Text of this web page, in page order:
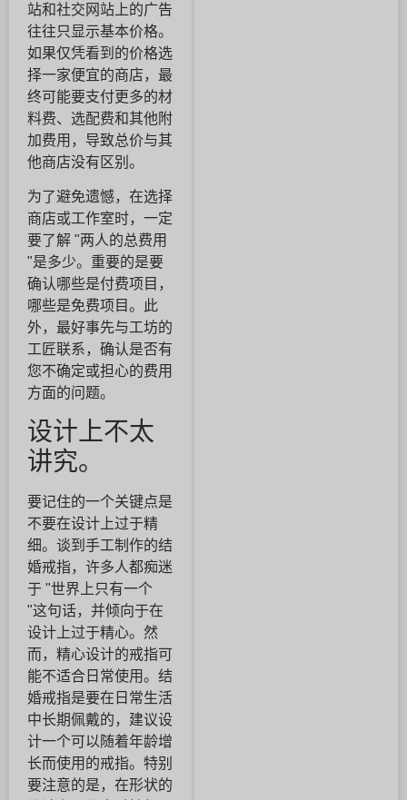
站和社交网站上的广告
往往只显示基本价格。
如果仅凭看到的价格选
择一家便宜的商店，最
终可能要支付更多的材
料费、选配费和其他附
加费用，导致总价与其
他商店没有区别。
为了避免遗憾，在选择
商店或工作室时，一定
要了解 "两人的总费用
"是多少。重要的是要
确认哪些是付费项目，
哪些是免费项目。此
外，最好事先与工坊的
工匠联系，确认是否有
您不确定或担心的费用
方面的问题。
设计上不太
讲究。
要记住的一个关键点是
不要在设计上过于精
细。谈到手工制作的结
婚戒指，许多人都痴迷
于 "世界上只有一个
"这句话，并倾向于在
设计上过于精心。然
而，精心设计的戒指可
能不适合日常使用。结
婚戒指是要在日常生活
中长期佩戴的，建议设
计一个可以随着年龄增
长而使用的戒指。特别
要注意的是，在形状的